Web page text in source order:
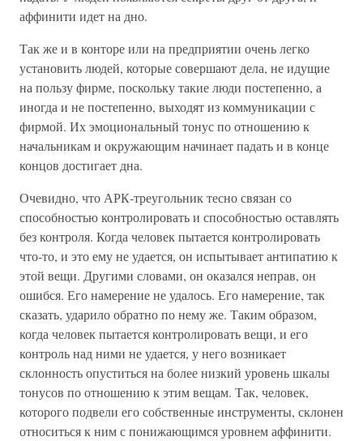
аффинити идет на дно.
Так же и в конторе или на предприятии очень легко
установить людей, которые совершают дела, не идущие
на пользу фирме, поскольку такие люди постепенно, а
иногда и не постепенно, выходят из коммуникации с
фирмой. Их эмоциональный тонус по отношению к
начальникам и окружающим начинает падать и в конце
концов достигает дна.
Очевидно, что АРК-треугольник тесно связан со
способностью контролировать и способностью оставлять
без контроля. Когда человек пытается контролировать
что-то, и это ему не удается, он испытывает антипатию к
этой вещи. Другими словами, он оказался неправ, он
ошибся. Его намерение не удалось. Его намерение, так
сказать, ударило обратно по нему же. Таким образом,
когда человек пытается контролировать вещи, и его
контроль над ними не удается, у него возникает
склонность опуститься на более низкий уровень шкалы
тонусов по отношению к этим вещам. Так, человек,
которого подвели его собственные инструменты, склонен
относиться к ним с понижающимся уровнем аффинити.